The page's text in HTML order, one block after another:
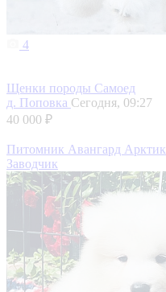
4
Щенки породы Самоед
д. Поповка Сегодня, 09:27
40 000 ₽
Питомник Авангард Арктик
Заводчик